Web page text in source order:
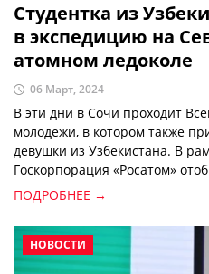
Студентка из
в экспедицию на
атомном ледоколе
06 Март, 2024
В эти дни в Сочи проходит
молодежи, в котором также
девушки из Узбекистана. В
Госкорпорация «Росатом»
присоединятся к научно-
Северный полюс.
представители восьми стран.
курса Ташкентского
Хайрулла кизи Ёкубова.
ПОДРОБНЕЕ →
НОВОСТИ